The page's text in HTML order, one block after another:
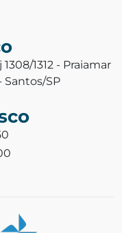
1312 - Praiamar
Santos/SP